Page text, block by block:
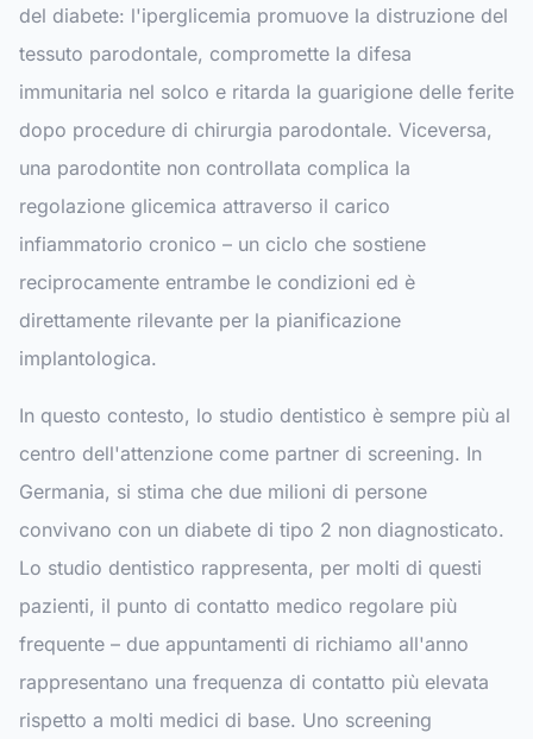
del diabete: l'iperglicemia promuove la distruzione del
tessuto parodontale, compromette la difesa
immunitaria nel solco e ritarda la guarigione delle ferite
dopo procedure di chirurgia parodontale. Viceversa,
una parodontite non controllata complica la
regolazione glicemica attraverso il carico
infiammatorio cronico – un ciclo che sostiene
reciprocamente entrambe le condizioni ed è
direttamente rilevante per la pianificazione
implantologica.
In questo contesto, lo studio dentistico è sempre più al
centro dell'attenzione come partner di screening. In
Germania, si stima che due milioni di persone
convivano con un diabete di tipo 2 non diagnosticato.
Lo studio dentistico rappresenta, per molti di questi
pazienti, il punto di contatto medico regolare più
frequente – due appuntamenti di richiamo all'anno
rappresentano una frequenza di contatto più elevata
rispetto a molti medici di base. Uno screening